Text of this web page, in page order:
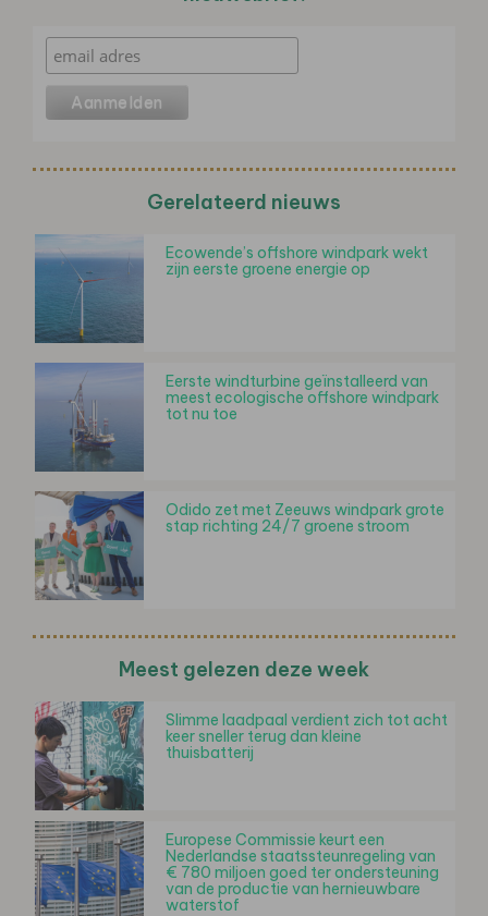
Gerelateerd nieuws
Ecowende’s offshore windpark wekt
zijn eerste groene energie op
Eerste windturbine geïnstalleerd van
meest ecologische offshore windpark
tot nu toe
Odido zet met Zeeuws windpark grote
stap richting 24/7 groene stroom
Meest gelezen deze week
Slimme laadpaal verdient zich tot acht
keer sneller terug dan kleine
thuisbatterij
Europese Commissie keurt een
Nederlandse staatssteunregeling van
€ 780 miljoen goed ter ondersteuning
van de productie van hernieuwbare
waterstof